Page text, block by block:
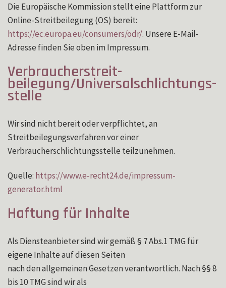
Die Europäische Kommission stellt eine Plattform zur
Online-Streitbeilegung (OS) bereit:
https://ec.europa.eu/consumers/odr/. Unsere E-Mail-
Adresse finden Sie oben im Impressum.
Verbraucher­streit­
beilegung/Universal­schlichtungs­
stelle
Wir sind nicht bereit oder verpflichtet, an
Streitbeilegungsverfahren vor einer
Verbraucherschlichtungsstelle teilzunehmen.
Quelle: https://www.e-recht24.de/impressum-
generator.html
Haftung für Inhalte
Als Diensteanbieter sind wir gemäß § 7 Abs.1 TMG für
eigene Inhalte auf diesen Seiten
nach den allgemeinen Gesetzen verantwortlich. Nach §§ 8
bis 10 TMG sind wir als